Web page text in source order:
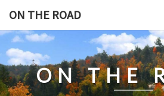
content
ON THE ROAD
ON THE